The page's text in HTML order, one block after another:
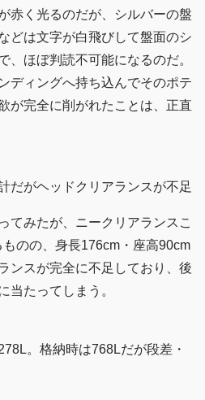
赤く光るのだが、シルバーの盤
どは文字が白飛びして盤面のシ
、ほぼ判読不可能になるのだ。
ディングへ持ち込んでそのポテ
が完全に削がれたことは、正直
だがヘッドクリアランスが不足
てみたが、ニークリアランスこ
のの、身長176cm・座高90cm
ンスが完全に不足しており、後
当たってしまう。
。格納時は768Lだが段差・